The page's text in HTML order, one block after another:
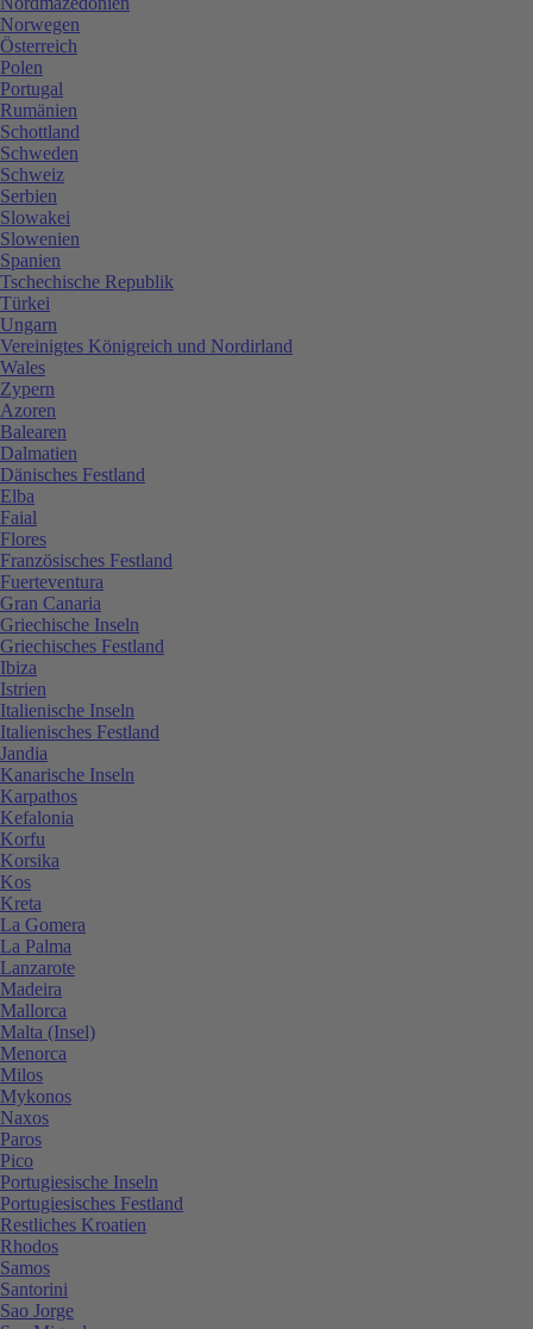
Norwegen
Österreich
Polen
Portugal
Rumänien
Schottland
Schweden
Schweiz
Serbien
Slowakei
Slowenien
Spanien
Tschechische Republik
Türkei
Ungarn
Vereinigtes Königreich und Nordirland
Wales
Zypern
Azoren
Balearen
Dalmatien
Dänisches Festland
Elba
Faial
Flores
Französisches Festland
Fuerteventura
Gran Canaria
Griechische Inseln
Griechisches Festland
Ibiza
Istrien
Italienische Inseln
Italienisches Festland
Jandia
Kanarische Inseln
Karpathos
Kefalonia
Korfu
Korsika
Kos
Kreta
La Gomera
La Palma
Lanzarote
Madeira
Mallorca
Malta (Insel)
Menorca
Milos
Mykonos
Naxos
Paros
Pico
Portugiesische Inseln
Portugiesisches Festland
Restliches Kroatien
Rhodos
Samos
Santorini
Sao Jorge